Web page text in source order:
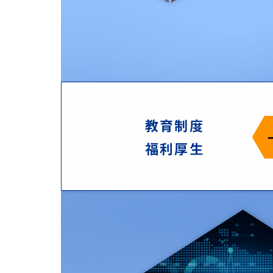
教育制度
福利厚生